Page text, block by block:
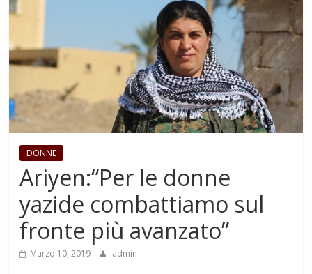
DONNE
Ariyen:“Per le donne
yazide combattiamo sul
fronte più avanzato”
Marzo 10, 2019 admin